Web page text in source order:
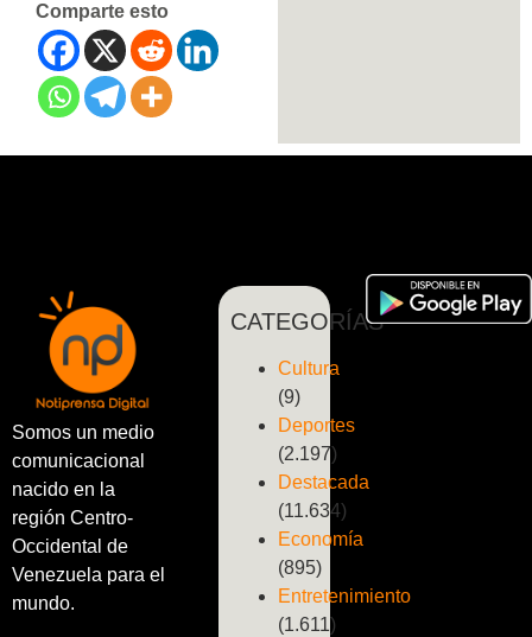
Comparte esto
Somos un medio
comunicacional
nacido en la
región Centro-
Occidental de
Venezuela para el
mundo.
CATEGORÍAS
Cultura
(9)
Deportes
(2.197)
Destacada
(11.634)
Economía
(895)
Entretenimiento
(1.611)